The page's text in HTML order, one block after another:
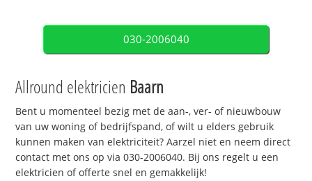
030-2006040
Allround elektricien Baarn
Bent u momenteel bezig met de aan-, ver- of nieuwbouw
van uw woning of bedrijfspand, of wilt u elders gebruik
kunnen maken van elektriciteit? Aarzel niet en neem direct
contact met ons op via 030-2006040. Bij ons regelt u een
elektricien of offerte snel en gemakkelijk!